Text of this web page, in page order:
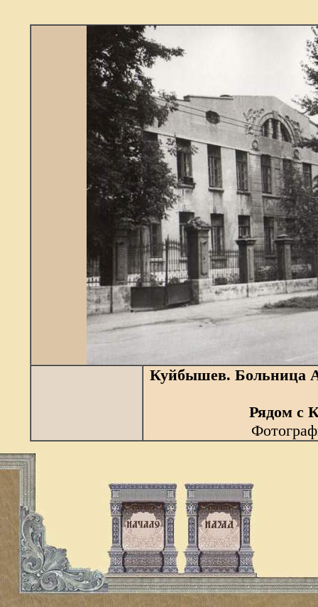
Куйбышев. Больница
Рядом с